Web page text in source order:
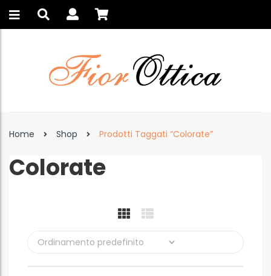
Home Shop Prodotti Taggati “colorate”
Colorate